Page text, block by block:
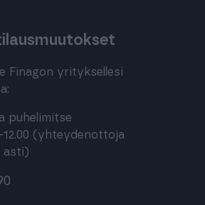
Finagon yrityksellesi
puhelimitse
(yhteydenottoja
asti)